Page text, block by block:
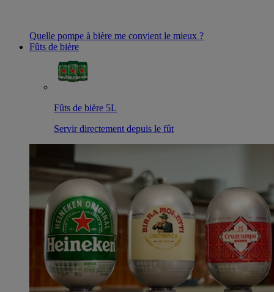
Quelle pompe à bière me convient le mieux ?
Fûts de bière
Fûts de bière 5L
Servir directement depuis le fût